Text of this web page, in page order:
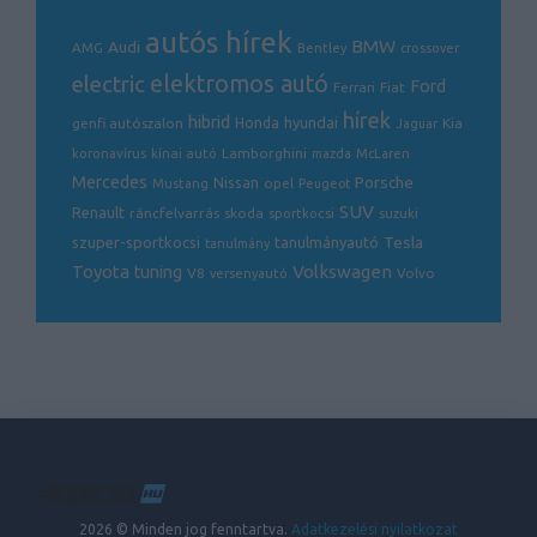
AMG Audi autós hírek Bentley BMW crossover
electric elektromos autó Ferrari Fiat Ford
genfi autószalon hibrid Honda hyundai hírek Jaguar Kia
koronavírus kínai autó Lamborghini mazda McLaren
Mercedes Mustang Nissan opel Peugeot Porsche
Renault ráncfelvarrás skoda sportkocsi SUV suzuki
szuper-sportkocsi tanulmány tanulmányautó Tesla
Toyota tuning V8 versenyautó Volkswagen Volvo
2026 © Minden jog fenntartva. Adatkezelési nyilatkozat